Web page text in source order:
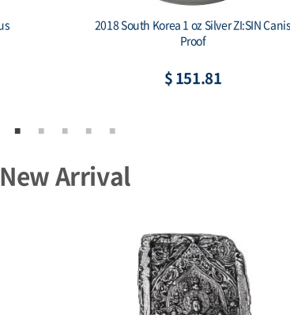
2019 South Korea 1 oz Silver Tiger Proof
Secret (w/Box & COA)
$ 164.13
New Arrival